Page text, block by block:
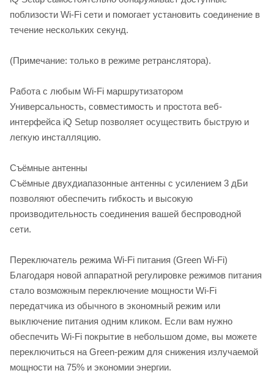
поблизости Wi-Fi сети и помогает установить соединение в
течение нескольких секунд.
(Примечание: только в режиме ретранслятора).
Работа с любым Wi-Fi маршрутизатором
Универсальность, совместимость и простота веб-
интерфейса iQ Setup позволяет осуществить быструю и
легкую инсталляцию.
Съёмные антенны
Съёмные двухдиапазонные антенны с усилением 3 дБи
позволяют обеспечить гибкость и высокую
производительность соединения вашей беспроводной
сети.
Переключатель режима Wi-Fi питания (Green Wi-Fi)
Благодаря новой аппаратной регулировке режимов питания
стало возможным переключение мощности Wi-Fi
передатчика из обычного в экономный режим или
выключение питания одним кликом. Если вам нужно
обеспечить Wi-Fi покрытие в небольшом доме, вы можете
переключиться на Green-режим для снижения излучаемой
мощности на 75% и экономии энергии.